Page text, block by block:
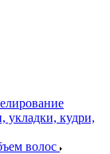
укладки, кудри,
волос